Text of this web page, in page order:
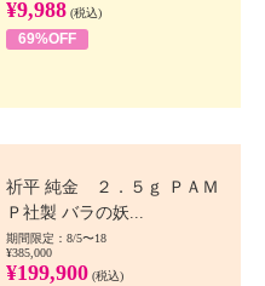
¥9,988 (税込)
69%OFF
祈平 純金 ２．５ｇ ＰＡＭ
Ｐ社製 バラの妖...
期間限定：8/5〜18
¥385,000
¥199,900 (税込)